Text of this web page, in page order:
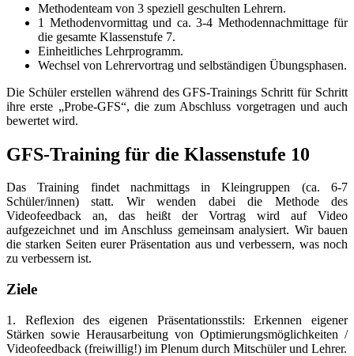
Methodenteam von 3 speziell geschulten Lehrern.
1 Methodenvormittag und ca. 3-4 Methodennachmittage für
die gesamte Klassenstufe 7.
Einheitliches Lehrprogramm.
Wechsel von Lehrervortrag und selbständigen Übungsphasen.
Die Schüler erstellen während des GFS-Trainings Schritt für Schritt
ihre erste „Probe-GFS“, die zum Abschluss vorgetragen und auch
bewertet wird.
GFS-Training für die Klassenstufe 10
Das Training findet nachmittags in Kleingruppen (ca. 6-7
Schüler/innen) statt. Wir wenden dabei die Methode des
Videofeedback an, das heißt der Vortrag wird auf Video
aufgezeichnet und im Anschluss gemeinsam analysiert. Wir bauen
die starken Seiten eurer Präsentation aus und verbessern, was noch
zu verbessern ist.
Ziele
1. Reflexion des eigenen Präsentationsstils: Erkennen eigener
Stärken sowie Herausarbeitung von Optimierungsmöglichkeiten /
Videofeedback (freiwillig!) im Plenum durch Mitschüler und Lehrer.